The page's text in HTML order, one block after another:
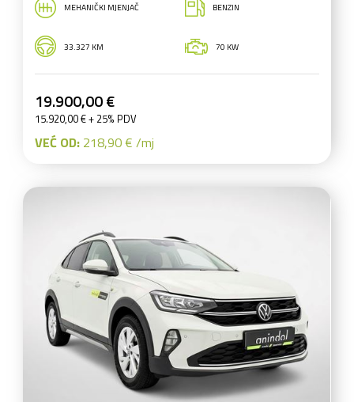
MEHANIČKI MJENJAČ BENZIN
33.327 KM 70 KW
19.900,00 €
15.920,00 € + 25% PDV
VEĆ OD: 218,90 € /mj